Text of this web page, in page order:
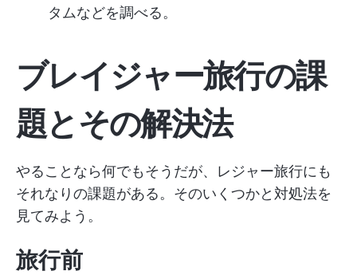
タムなどを調べる。
ブレイジャー旅行の課
題とその解決法
やることなら何でもそうだが、レジャー旅行にも
それなりの課題がある。そのいくつかと対処法を
見てみよう。
旅行前